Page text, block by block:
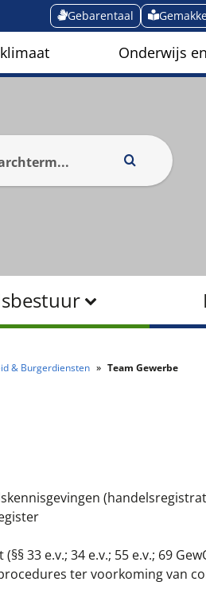
Gebarentaal
Onderwijs
& Burgerdiensten Team Gewerbe
33 e.v.; 34 e.v.; 55 e.v.; 69
ter voorkoming van